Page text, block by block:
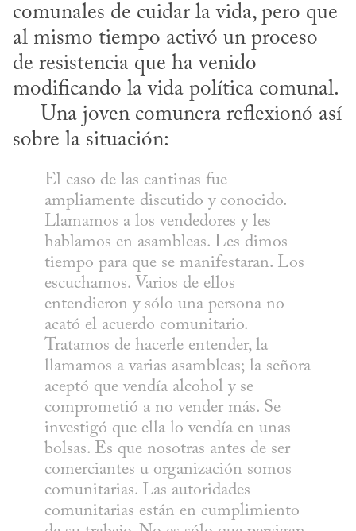
comunales de cuidar la vida, pero que
al mismo tiempo activó un proceso
de resistencia que ha venido
modificando la vida política comunal.
sobre la situación:
El caso de las cantinas fue
ampliamente discutido y conocido.
Llamamos a los vendedores y les
hablamos en asambleas. Les dimos
tiempo para que se manifestaran. Los
escuchamos. Varios de ellos
entendieron y sólo una persona no
acató el acuerdo comunitario.
Tratamos de hacerle entender, la
llamamos a varias asambleas; la señora
aceptó que vendía alcohol y se
comprometió a no vender más. Se
investigó que ella lo vendía en unas
bolsas. Es que nosotras antes de ser
comerciantes u organización somos
comunitarias. Las autoridades
comunitarias están en cumplimiento